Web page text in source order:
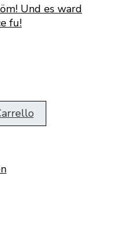
Und es ward
fu!